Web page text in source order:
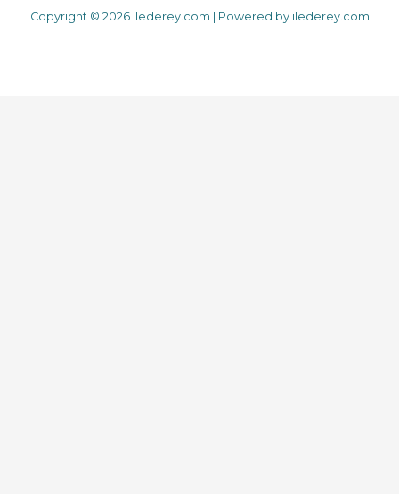
Copyright © 2026 ilederey.com | Powered by ilederey.com